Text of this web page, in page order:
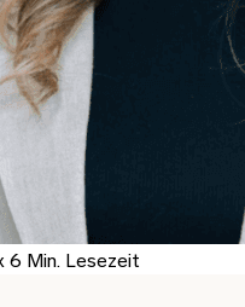
6 Min. Lesezeit